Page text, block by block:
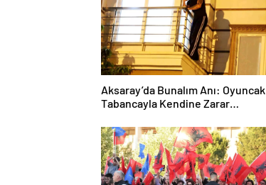
Aksaray’da Bunalım Anı: Oyuncak
Tabancayla Kendine Zarar